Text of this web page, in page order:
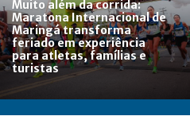
Muito além da corrida:
Maratona Internacional de
Maringá transforma
feriado em experiência
para atletas, famílias e
turistas